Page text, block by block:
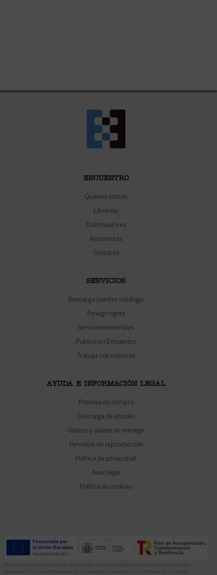
ENCUENTRO
Quiénes somos
Librerías
Distribuidores
Accionistas
Contacto
SERVICIOS
Descarga nuestro catálogo
Foreign rights
Servicios editoriales
Publica en Encuentro
Trabaja con nosotros
AYUDA E INFORMACIÓN LEGAL
Proceso de compra
Descarga de ebooks
Gastos y plazos de entrega
Permisos de reproducción
Política de privacidad
Aviso legal
Política de cookies
El proyecto “Implementación de herramientas de Gestión Editorial en Ediciones Encuentro, S.A.
anualidad 2022” ha sido financiado por la Dirección General del Libro y Fomento de la Lectura,